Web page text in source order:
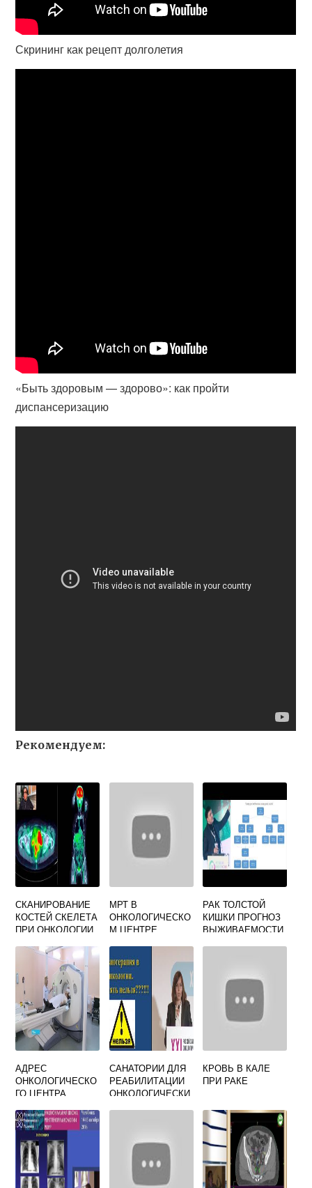
Скрининг как рецепт долголетия
«Быть здоровым — здорово»: как пройти
диспансеризацию
Рекомендуем:
СКАНИРОВАНИЕ
КОСТЕЙ СКЕЛЕТА
ПРИ ОНКОЛОГИИ
МРТ В
ОНКОЛОГИЧЕСКО
М ЦЕНТРЕ
РАК ТОЛСТОЙ
КИШКИ ПРОГНОЗ
ВЫЖИВАЕМОСТИ
АДРЕС
ОНКОЛОГИЧЕСКО
ГО ЦЕНТРА
САНАТОРИИ ДЛЯ
РЕАБИЛИТАЦИИ
ОНКОЛОГИЧЕСКИ
КРОВЬ В КАЛЕ
ПРИ РАКЕ